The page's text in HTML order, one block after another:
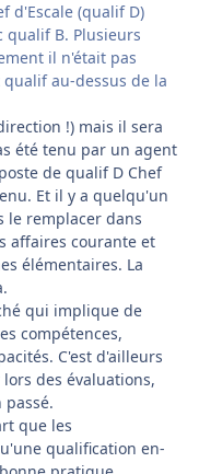
d'Escale (qualif D)
qualif B. Plusieurs
il n'était pas
au-dessus de la
!) mais il sera
été tenu par un agent
de qualif D Chef
Et il y a quelqu'un
le remplacer dans
affaires courante et
élémentaires. La
qui implique de
compétences,
C'est d'ailleurs
des évaluations,
que les
qualification en-